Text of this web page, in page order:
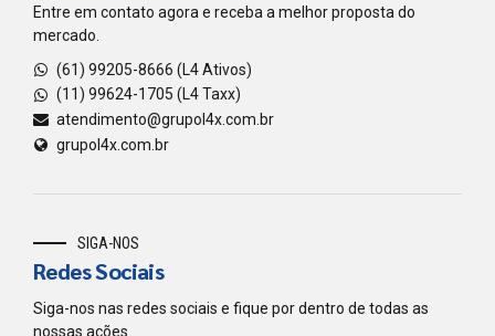
Entre em contato agora e receba a melhor proposta do
mercado.
(61) 99205-8666 (L4 Ativos)
(11) 99624-1705 (L4 Taxx)
atendimento@grupol4x.com.br
grupol4x.com.br
SIGA-NOS
Redes Sociais
Siga-nos nas redes sociais e fique por dentro de todas as
nossas ações.